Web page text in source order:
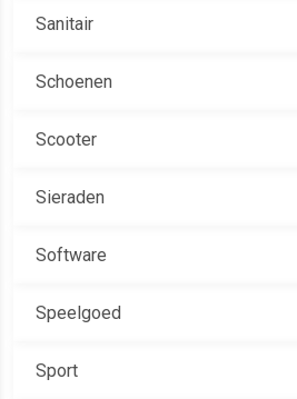
Sanitair
Schoenen
Scooter
Sieraden
Software
Speelgoed
Sport